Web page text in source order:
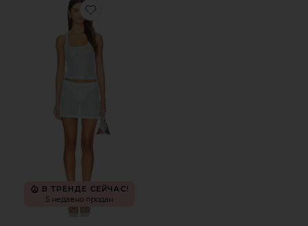
Favorite НАБОР С ЮБКОЙ RUTHIE
В ТРЕНДЕ СЕЙЧАС!
5 недавно продан